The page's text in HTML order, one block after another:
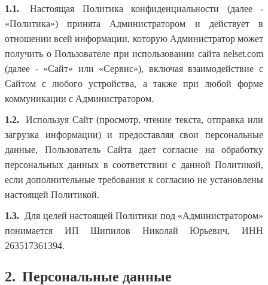
1.1.
Настоящая Политика конфиденциальности (далее -
«Политика») принята Администратором и действует в
отношении всей информации, которую Администратор может
получить о Пользователе при использовании сайта nelset.com
(далее - «Сайт» или «Сервис»), включая взаимодействие с
Сайтом с любого устройства, а также при любой форме
коммуникации с Администратором.
1.2.
Используя Cайт (просмотр, чтение текста, отправка или
загрузка информации) и предоставляя свои персональные
данные, Пользователь Сайта дает согласие на обработку
персональных данных в соответствии с данной Политикой,
если дополнительные требования к согласию не установлены
настоящей Политикой.
1.3. Для целей настоящей Политики под «Администратором»
понимается ИП Шипилов Николай Юрьевич, ИНН
263517361394.
2. Персональные данные